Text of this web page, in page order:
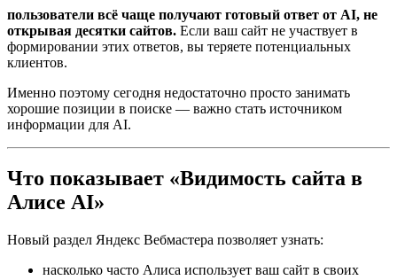
пользователи всё чаще получают готовый ответ от AI, не
открывая десятки сайтов. Если ваш сайт не участвует в
формировании этих ответов, вы теряете потенциальных
клиентов.
Именно поэтому сегодня недостаточно просто занимать
хорошие позиции в поиске — важно стать источником
информации для AI.
Что показывает «Видимость сайта в
Алисе AI»
Новый раздел Яндекс Вебмастера позволяет узнать:
насколько часто Алиса использует ваш сайт в своих